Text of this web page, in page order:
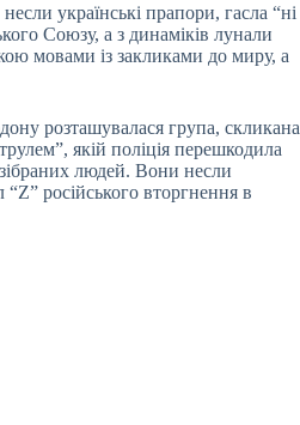
українські прапори, гасла “ні
Союзу, а з динаміків лунали
мовами із закликами до миру, а
розташувалася група, скликана
якій поліція перешкодила
людей. Вони несли
російського вторгнення в